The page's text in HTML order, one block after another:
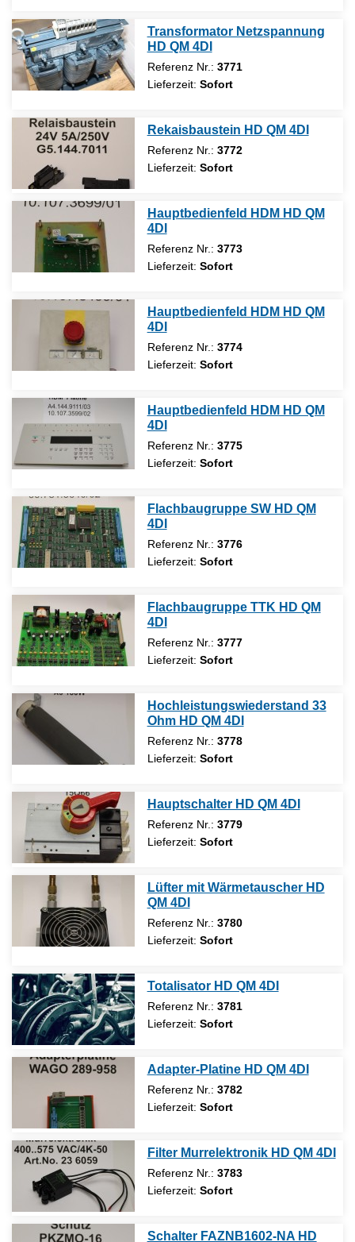
Transformator Netzspannung
HD QM 4DI
Referenz Nr.: 3771
Lieferzeit: Sofort
Rekaisbaustein HD QM 4DI
Referenz Nr.: 3772
Lieferzeit: Sofort
Hauptbedienfeld HDM HD QM
4DI
Referenz Nr.: 3773
Lieferzeit: Sofort
Hauptbedienfeld HDM HD QM
4DI
Referenz Nr.: 3774
Lieferzeit: Sofort
Hauptbedienfeld HDM HD QM
4DI
Referenz Nr.: 3775
Lieferzeit: Sofort
Flachbaugruppe SW HD QM
4DI
Referenz Nr.: 3776
Lieferzeit: Sofort
Flachbaugruppe TTK HD QM
4DI
Referenz Nr.: 3777
Lieferzeit: Sofort
Hochleistungswiederstand 33
Ohm HD QM 4DI
Referenz Nr.: 3778
Lieferzeit: Sofort
Hauptschalter HD QM 4DI
Referenz Nr.: 3779
Lieferzeit: Sofort
Lüfter mit Wärmetauscher HD
QM 4DI
Referenz Nr.: 3780
Lieferzeit: Sofort
Totalisator HD QM 4DI
Referenz Nr.: 3781
Lieferzeit: Sofort
Adapter-Platine HD QM 4DI
Referenz Nr.: 3782
Lieferzeit: Sofort
Filter Murrelektronik HD QM 4DI
Referenz Nr.: 3783
Lieferzeit: Sofort
Schalter FAZNB1602-NA HD